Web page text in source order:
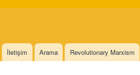
İletişim Arama Revolutionary Marxism